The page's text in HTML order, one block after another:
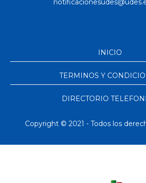
INICIO
TERMINOS Y
DIRECTORIO
Copyright © 2021 - Todos los